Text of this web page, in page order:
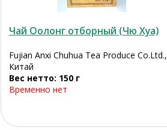
Чай Оолонг отборный (Чю Хуа)
Fujian Anxi Chuhua Tea Produce Co.Ltd.,
Китай
Вес нетто: 150 г
Временно нет